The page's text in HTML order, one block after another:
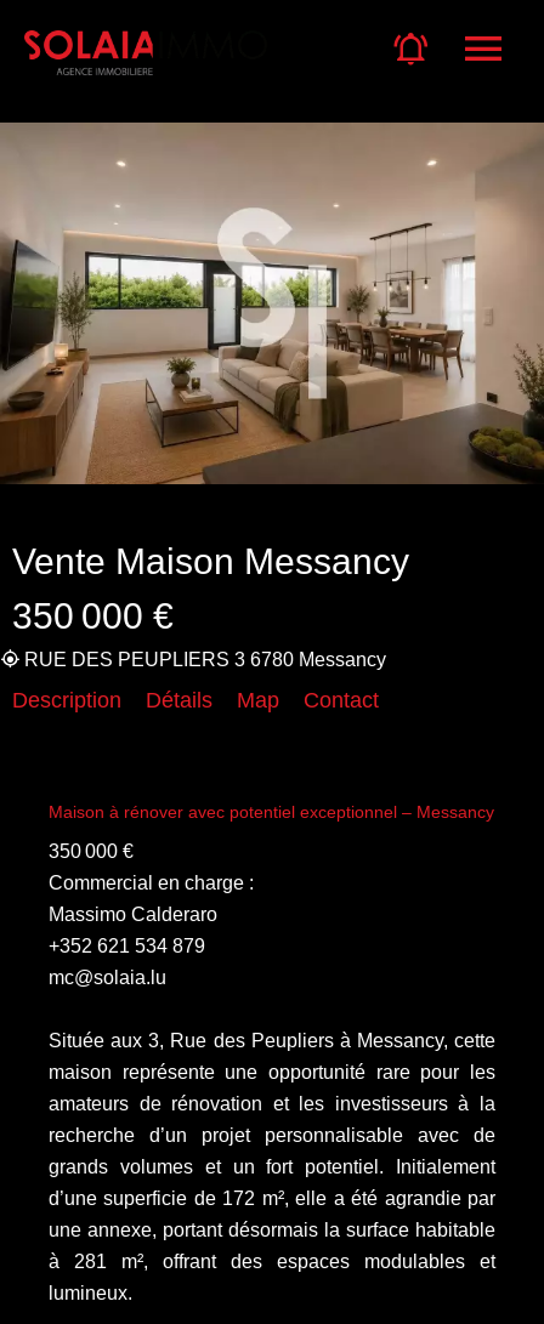
Vente Maison Messancy
350 000 €
RUE DES PEUPLIERS 3 6780 Messancy
Description Détails Map Contact
Maison à rénover avec potentiel exceptionnel – Messancy
350 000 €
Commercial en charge :
Massimo Calderaro
+352 621 534 879
mc@solaia.lu
Située aux 3, Rue des Peupliers à Messancy, cette
maison représente une opportunité rare pour les
amateurs de rénovation et les investisseurs à la
recherche d’un projet personnalisable avec de
grands volumes et un fort potentiel. Initialement
d’une superficie de 172 m², elle a été agrandie par
une annexe, portant désormais la surface habitable
à 281 m², offrant des espaces modulables et
lumineux.